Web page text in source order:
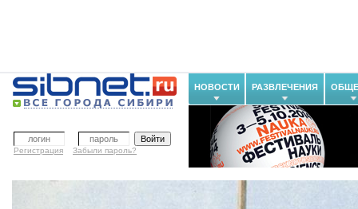
НОВОСТИ РАЗВЛЕЧЕНИЯ
Регистрация Забыли пароль?